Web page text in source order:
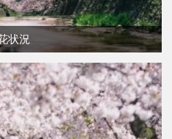
状況